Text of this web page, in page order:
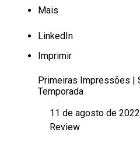
Mais
LinkedIn
Imprimir
Primeiras Impressões |
Temporada
Data11 de agosto de 2022
Em relação a
Review